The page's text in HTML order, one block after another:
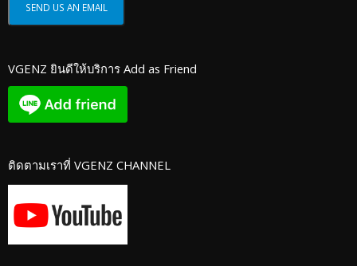
VGENZ ยินดีให้บริการ Add as Friend
ติดตามเราที่ VGENZ CHANNEL